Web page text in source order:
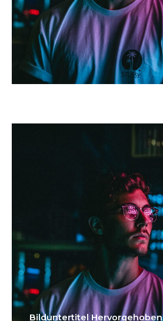
Bild­unter­titel Hervorgehoben